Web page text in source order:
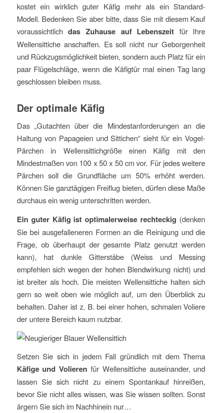
kostet ein wirklich guter Käfig mehr als ein Standard-
Modell. Bedenken Sie aber bitte, dass Sie mit diesem Kauf
voraussichtlichdas Zuhause auf Lebenszeit für Ihre
Wellensittiche anschaffen. Es soll nicht nur Geborgenheit
und Rückzugsmöglichkeit bieten, sondern auch Platz für ein
paar Flügelschläge, wenn die Käfigtür mal einen Tag lang
geschlossen bleiben muss.
Der optimale Käfig
Das „Gutachten über die Mindestanforderungen an die
Haltung von Papageien und Sittichen“ sieht für ein Vogel-
Pärchen in Wellensittichgröße einen Käfig mit den
Mindestmaßen von 100 x 50 x 50 cm vor. Für jedes weitere
Pärchen soll die Grundfläche um 50% erhöht werden.
Können Sie ganztägigen Freiflug bieten, dürfen diese Maße
durchaus ein wenig unterschritten werden.
Ein guter Käfig ist optimalerweise rechteckig (denken
Sie bei ausgefalleneren Formen an die Reinigung und die
Frage, ob überhaupt der gesamte Platz genutzt werden
kann), hat dunkle Gitterstäbe (Weiss und Messing
empfehlen sich wegen der hohen Blendwirkung nicht) und
ist breiter als hoch. Die meisten Wellensittiche halten sich
gern so weit oben wie möglich auf, um den Überblick zu
behalten. Daher ist z. B. bei einer hohen, schmalen Voliere
der untere Bereich kaum nutzbar.
Setzen Sie sich in jedem Fall gründlich mit dem Thema
Käfige und Volieren für Wellensittiche auseinander, und
lassen Sie sich nicht zu einem Spontankauf hinreißen,
bevor Sie nicht alles wissen, was Sie wissen sollten. Sonst
ärgern Sie sich im Nachhinein nur…